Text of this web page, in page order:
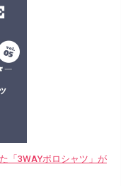
「3WAYポロシャツ」が